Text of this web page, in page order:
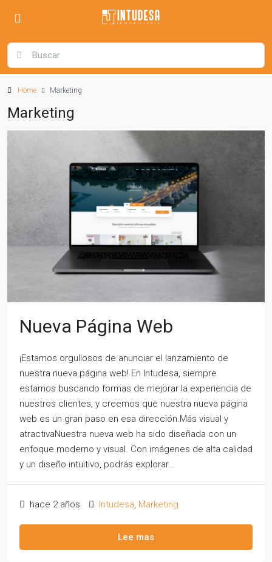
Home Marketing
Marketing
Nueva Página Web
¡Estamos orgullosos de anunciar el lanzamiento de
nuestra nueva página web! En Intudesa, siempre
estamos buscando formas de mejorar la experiencia de
nuestros clientes, y creemos que nuestra nueva página
web es un gran paso en esa dirección.Más visual y
atractivaNuestra nueva web ha sido diseñada con un
enfoque moderno y visual. Con imágenes de alta calidad
y un diseño intuitivo, podrás explorar...
hace 2 años Intudesa, Marketing
Lee mas